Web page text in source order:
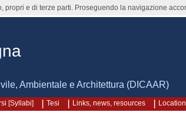
Ambientale e Architettura (DICAAR)
[Syllabi] Tesi Links, news, resources Location
propri e di terze parti. Proseguendo la navigazione